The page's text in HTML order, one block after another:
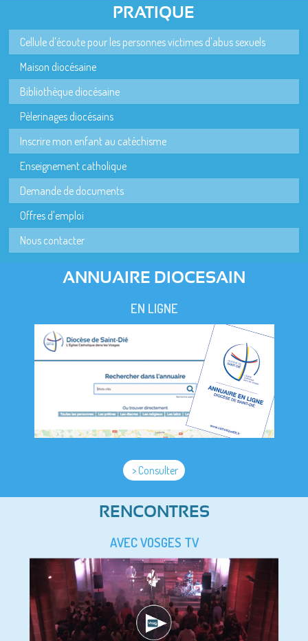
PRATIQUE
Cellule d'écoute pour les personnes victimes d'abus sexuels
Maison diocésaine
Bibliothèque diocésaine
Pèlerinages diocésains
Inscrire mon enfant au catéchisme
Enseignement catholique
Demande de documents
Offres d'emploi
Nous contacter
ANNUAIRE DIOCESAIN
EN LIGNE
> Consulter
RENCONTRES
AVEC VOSGES TV